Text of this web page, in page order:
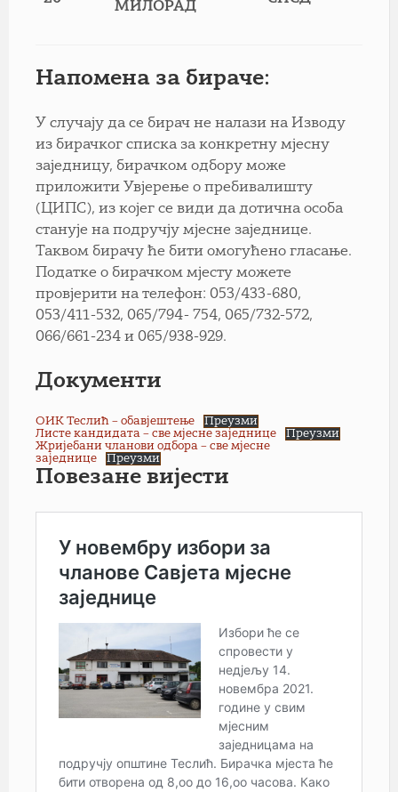
МИЛОРАД
Напомена за бираче:
У случају да се бирач не налази на Изводу
из бирачког списка за конкретну мјесну
заједницу, бирачком одбору може
приложити Увјерење о пребивалишту
(ЦИПС), из којег се види да дотична особа
станује на подручју мјесне заједнице.
Таквом бирачу ће бити омогућено гласање.
Податке о бирачком мјесту можете
провјерити на телефон: 053/433-680,
053/411-532, 065/794- 754, 065/732-572,
066/661-234 и 065/938-929.
Документи
ОИК Теслић – обавјештење
Преузми
Листе кандидата – све мјесне заједнице
Преузми
Жријебани чланови одбора – све мјесне
заједнице
Преузми
Повезане вијести